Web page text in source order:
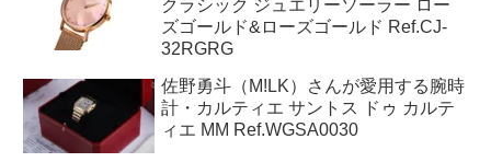
ーヴァーシーズ ラージ
Ref.47040/B01A-9093
クラシック ジュエリーソーラー ロー
ズゴールド&ローズゴールド Ref.CJ-
32RGRG